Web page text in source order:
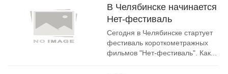
В Челябинске начинается
Нет-фестиваль
Сегодня в Челябинске стартует
фестиваль короткометражных
фильмов "Нет-фестиваль". Как...